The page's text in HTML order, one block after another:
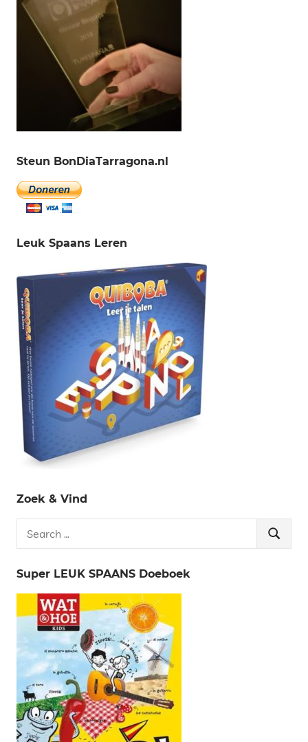
Steun BonDiaTarragona.nl
Leuk Spaans Leren
Zoek & Vind
Search
Super LEUK SPAANS Doeboek